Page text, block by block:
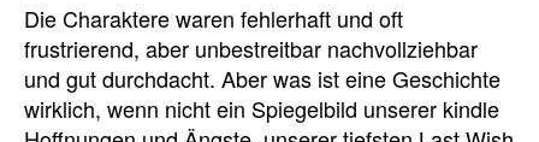
Die Charaktere waren fehlerhaft und oft
frustrierend, aber unbestreitbar nachvollziehbar
und gut durchdacht. Aber was ist eine Geschichte
wirklich, wenn nicht ein Spiegelbild unserer kindle